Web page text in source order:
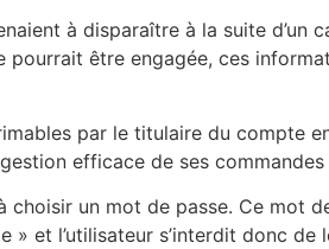
à disparaître à la suite d’un
être engagée, ces
par le titulaire du compte
efficace de ses
un mot de passe. Ce mot
et l’utilisateur s’interdit donc